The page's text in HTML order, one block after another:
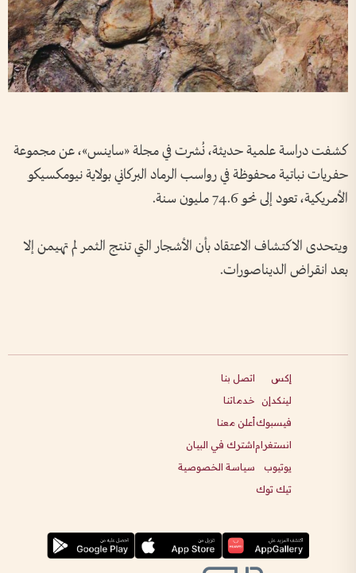
كشفت دراسة علمية حديثة، نُشرت في مجلة «ساينس»، عن مجموعة
حفريات نباتية محفوظة في رواسب الرماد البركاني بولاية نيومكسيكو
الأمريكية، تعود إلى نحو 74.6 مليون سنة.
ويتحدى الاكتشاف الاعتقاد بأن الأشجار التي تنتج الثمر لم تهيمن إلا
بعد انقراض الديناصورات.
إكس
لينكدإن
فيسبوك
انستغرام
يوتيوب
تيك توك
اتصل بنا
خدماتنا
أعلن معنا
اشترك في البيان
سياسة الخصوصية